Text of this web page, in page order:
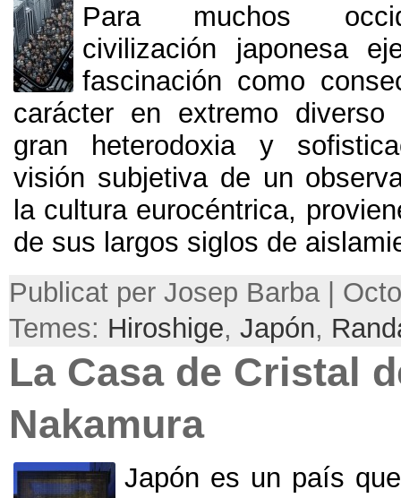
Para muchos
civilización japonesa
fascinación como
carácter en extremo
gran heterodoxia y
visión subjetiva de un
la cultura eurocéntrica,
de sus largos siglos de
Publicat per Josep Barba |
Temes: Hiroshige, Japón,
La Casa de Cristal
Nakamura
Japón es un país